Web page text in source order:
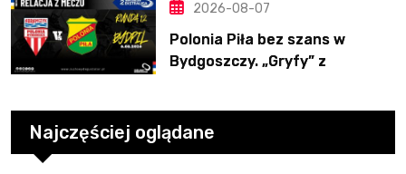
2026-08-07
Polonia Piła bez szans w
Bydgoszczy. „Gryfy” z
Najczęściej oglądane